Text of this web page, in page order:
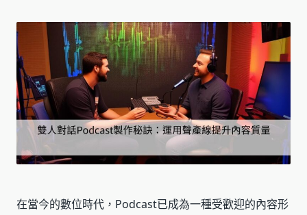
在當今的數位時代，Podcast已成為一種受歡迎的內容形